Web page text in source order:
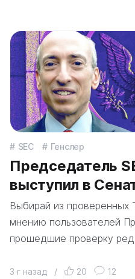
SEC Генслер
Председатель
выступил в
Выбирай из проверенных
мнению пользователей
прошедшие проверку
3 г назад / 20 12